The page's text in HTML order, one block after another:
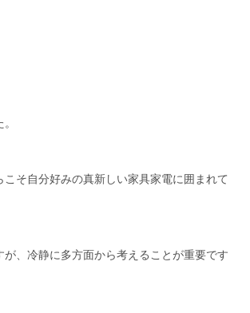
こそ自分好みの真新しい家具家電に囲まれて
が、冷静に多方面から考えることが重要です